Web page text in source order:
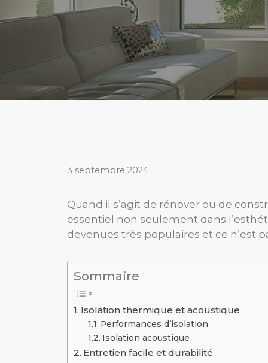
3 septembre 2024
Quand il s’agit de rénover ou de
essentiel non seulement dans
devenues très populaires et ce n’est
Sommaire
Isolation thermique et acoustique
Performances d’isolation
Isolation acoustique
Entretien facile et durabilité